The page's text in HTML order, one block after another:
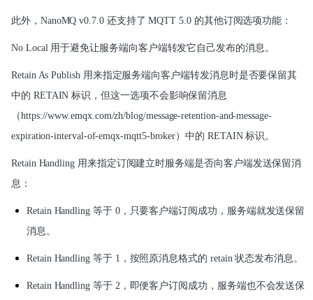
此外，NanoMQ v0.7.0 还支持了 MQTT 5.0 的其他订阅选项功能：
No Local 用于避免让服务端向客户端转发它自己发布的消息。
Retain As Publish 用来指定服务端向客户端转发消息时是否要保留其
中的 RETAIN 标识，但这一选项不会影响保留消息
（https://www.emqx.com/zh/blog/message-retention-and-message-
expiration-interval-of-emqx-mqtt5-broker）中的 RETAIN 标识。
Retain Handling 用来指定订阅建立时服务端是否向客户端发送保留消
息：
Retain Handling 等于 0， 只要客户端订阅成功，服务端就发送保留
消息。
Retain Handling 等于 1， 按照原消息格式的 retain 状态发布消息。
Retain Handling 等于 2， 即便客户订阅成功，服务端也不会发送保